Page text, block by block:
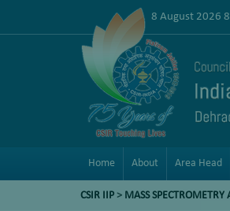
8 August 2026
Home About Area Head
CSIR IIP > MASS